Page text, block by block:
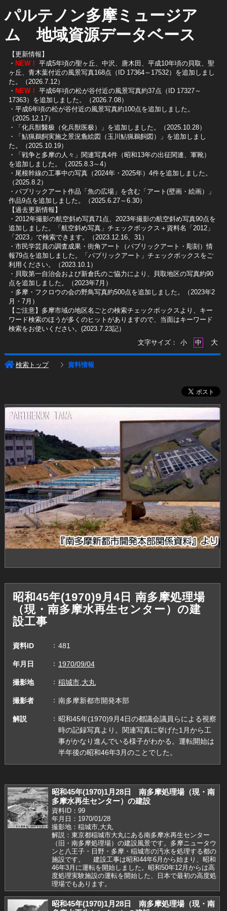
パルテノン多摩ミュージア
ム 地域資源データベース
【更新情報】
・ NEW！ 平成5年頃の聖ヶ丘、中沢、唐木田、平成10年頃の貝取、聖
ヶ丘、青木葉付近の風景写真168点（ID 17364～17532）を追加しまし
た。（2026.7.12）
・ NEW！ 平成6年頃の松が谷付近の風景写真約37点（ID 17327～
17363）を追加しました。（2026.7.08）
・平成6年頃の松が谷付近の風景写真約100点を追加しました。
（2025.12.17）
・「化兵獣醫极（化兵獣医极）」を追加しました。（2025.10.28）
・「鮎猟鵜飼実施之景況麁絵図（玉川鮎猟鵜飼図）」を追加しまし
た。（2025.10.19）
​・「戦争と多摩の人々」関連写真4件（昭和13年の出征関連、軍靴）
を追加しました。（2025.8.3～4）
​・尾根幹線の工事中の写真（2024年・2025年）4件を追加しました。
（2025.8.2）
​・パブリックアート作品「魚の広場」を含む「アート(壁画・絵画）」
作品9点を追加しました。（2025.6.27～6.30）
【過去更新情報】
・2012年撮影の航空斜め写真71点、2023年撮影の航空斜め写真90点を
追加しました。「航空斜め写真」チェックボックス＋資料名「2012」
「2023」で検索できます。（2023.12.16、31）
​・市民学芸員の調査成果・街角アート（パブリックアート・彫刻）情
報79点を追加しました。「パブリックアート」チェックボックスをご
利用ください。（2023.10.1）
・貝取第一自治会および新倉氏のご協力により、貝取地区の写真約90
点を追加しました。（2023年7月）
・多摩・フクロウの会の野鳥写真約500点を追加しました。（2023年2
月・7月）
【ご注意】多摩市域の地区名ごとの検索チェックボックスより、キー
ワード検索のほうが多くのヒットがありますので、当面はキーワード
検索をお使いください。(2023.7.23記）
文字サイズ：
小 中 大
検索トップ 資料情報
昭和45年(1970)9月4日 南多摩処理場
（現・南多摩水再生センター）の建
設工事
資料ID 481
年月日 1970/09/04
撮影地 稲城市,大丸
撮影者 南多摩新都市開発本部
解説
昭和45年(1970)9月4日の都議会議員らによる視察
時の記録写真より。関連写真に挙げた1月から工
事がかなり進んでいる様子がわかる。運転開始は
半年後の昭和46年3月のことでした。
昭和45年(1970)1月28日 南多摩処理場（現・南
多摩水再生センター）の建設
資料ID：99
年月日：1970/01/28
撮影地：稲城市,大丸
解説：東京都稲城市大丸にある南多摩水再生センター
（旧・南多摩処理場）の建設風景です。多摩ニュータウ
ンと八王子・日野・多摩・稲城市の汚水を処理する都の
施設です。 建設工事は昭和44年6月から始まり、昭和
46年3月に運転を開始しました。昭和50年12月からは高
度処理実験施設の運転を開始した、日本で最初の高度処
理場でもあります。
昭和45年(1970)1月28日 南多摩処理場（現・南